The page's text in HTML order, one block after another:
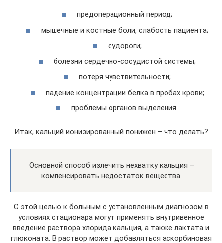
предоперационный период;
мышечные и костные боли, слабость пациента;
судороги;
болезни сердечно-сосудистой системы;
потеря чувствительности;
падение концентрации белка в пробах крови;
проблемы органов выделения.
Итак, кальций ионизированный понижен – что делать?
Основной способ излечить нехватку кальция –
компенсировать недостаток вещества.
С этой целью к больным с установленным диагнозом в
условиях стационара могут применять внутривенное
введение раствора хлорида кальция, а также лактата и
глюконата. В раствор может добавляться аскорбиновая